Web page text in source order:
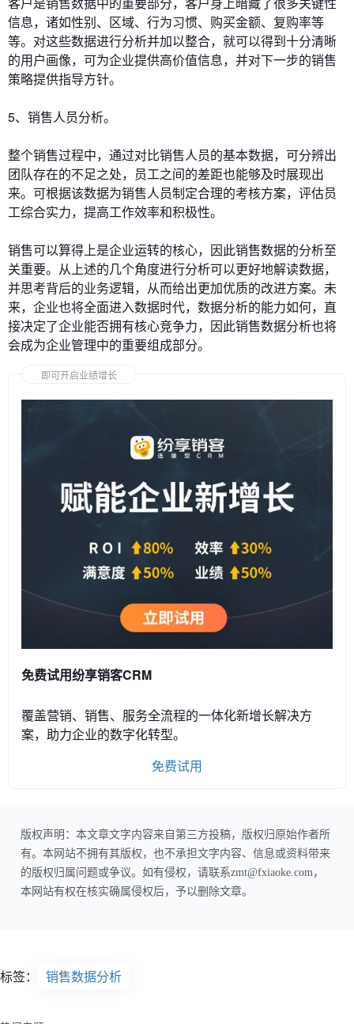
信息，诸如性别、区域、行为习惯、购买金额、复购率等
等。对这些数据进行分析并加以整合，就可以得到十分清晰
的用户画像，可为企业提供高价值信息，并对下一步的销售
策略提供指导方针。
5、销售人员分析。
整个销售过程中，通过对比销售人员的基本数据，可分辨出
团队存在的不足之处，员工之间的差距也能够及时展现出
来。可根据该数据为销售人员制定合理的考核方案，评估员
工综合实力，提高工作效率和积极性。
销售可以算得上是企业运转的核心，因此销售数据的分析至
关重要。从上述的几个角度进行分析可以更好地解读数据，
并思考背后的业务逻辑，从而给出更加优质的改进方案。未
来，企业也将全面进入数据时代，数据分析的能力如何，直
接决定了企业能否拥有核心竞争力，因此销售数据分析也将
会成为企业管理中的重要组成部分。
即可开启业绩增长
免费试用纷享销客CRM
覆盖营销、销售、服务全流程的一体化新增长解决方
案，助力企业的数字化转型。
免费试用
版权声明：本文章文字内容来自第三方投稿，版权归原始作者所
有。本网站不拥有其版权，也不承担文字内容、信息或资料带来
的版权归属问题或争议。如有侵权，请联系zmt@fxiaoke.com，
本网站有权在核实确属侵权后，予以删除文章。
标签： 销售数据分析